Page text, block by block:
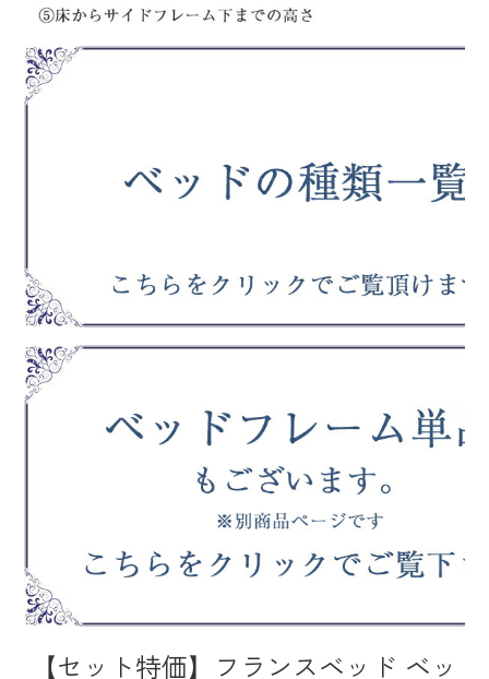
【セット特価】フランスベッド ベッ